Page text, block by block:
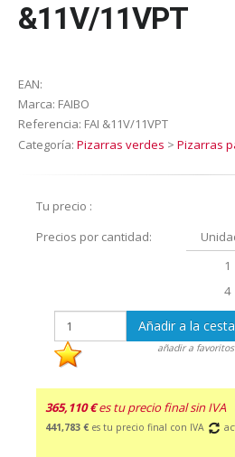
&11V/11VPT
EAN:
Marca: FAIBO
Referencia: FAI &11V/11VPT
Categoría: Pizarras verdes > Pizarras
Tu precio :
Precios por cantidad:
1
4
Añadir a la cesta
añadir a favoritos
365,110 € es tu precio final sin IVA
441,783 € es tu precio final con IVA